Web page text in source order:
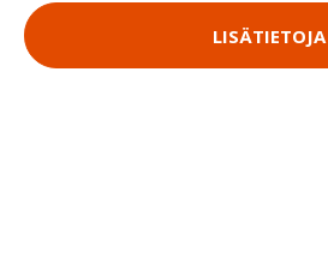
LISÄTIETOJA